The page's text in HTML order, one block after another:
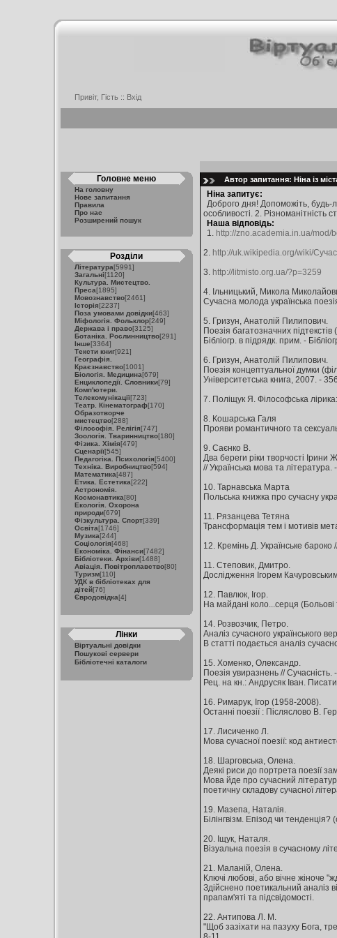
Привіт, Гість :: Вхід
Головне меню
На головну
Нове запитання
Правила
Про нас
Розширений пошук
Розділи
Література[5991]
Загальні[1120]
Культура. Мистецтво.
Преса[1895]
Мовознавство[2461]
Історія[2237]
Поза умовами довідки[463]
Міфологія. Фольклор[249]
Держава і право[3125]
Ботаніка. Рослинництво[291]
Інше[3364]
Тексти книг[921]
Географія.
Краєзнавство[1001]
Біологія. Медицина[679]
Енциклопедії. Словники[79]
Комп'ютери.
Телекомунікації[723]
Театр. Кінематограф[170]
Образотворче
мистецтво[288]
Філософія. Релігія[747]
Зоологія. Тваринництво[180]
Фізика. Хімія[479]
Сценарії[545]
Педагогіка. Психологія[5400]
Техніка. Виробництво[594]
Математика[487]
Етика. Естетика[222]
Астрономія.
Космонавтика[80]
Екологія. Охорона
природи[679]
Фізкультура. Спорт[339]
Освіта[1746]
Музика[244]
Соціологія[468]
Економіка. Фінанси[7482]
Бібліотеки. Архіви[1488]
Авіація. Повітроплавство[80]
Туризм[110]
УДК в бібліотеках для
дітей[76]
Євродовідка[4]
Лінки
Віртуальні довідки
Пошукові сервери
Бібліотечні каталоги
Автор запитання: Ніна із
Ніна запитує:
Доброго дня! Допоможіть, будь-
особливості. 2. Різноманітність
Наша відповідь:
1. http://zno.academia.in.ua/mod/
2. http://uk.wikipedia.org/wiki/
3. http://litmisto.org.ua/?p=3259
4. Ільницький, Микола
Сучасна молода українська
5. Гризун, Анатолій Пилипович.
Поезія багатозначних
Бiблiогр. в пiдрядк. прим. -
6. Гризун, Анатолій Пилипович.
Поезія концептуальної думки
Університетська книга, 2007. -
7. Поліщук Я. Філософська
8. Кошарська Галя
Прояви романтичного та
9. Саєнко В.
Два береги ріки творчості Ірини
// Українська мова та література.
10. Тарнавська Марта
Польська книжка про сучасну
11. Рязанцева Тетяна
Трансформація тем і мотивів
12. Кремінь Д. Українське
11. Степовик, Дмитро.
Дослідження Ігорем
12. Павлюк, Ігор.
На майдані коло...серця (Больові
14. Розвозчик, Петро.
Аналіз сучасного українського
В статті подається аналіз
15. Хоменко, Олександр.
Поезія увиразнень //
Рец. на кн.: Андрусяк Іван.
16. Римарук, Ігор (1958-2008).
Останні поезії : Післяслово В.
17. Лисиченко Л.
Мова сучасної поезії: код
18. Шарговська, Олена.
Деякі риси до портрета поезії
Мова йде про сучасний
поетичну складову сучасної
19. Мазепа, Наталія.
Білінгвізм. Епізод чи
20. Іщук, Наталя.
Візуальна поезія в сучасному
21. Маланій, Олена.
Ключі любові, або вічне жіноче
Здійснено поетикальний аналіз
прапам'яті та підсвідомості.
22. Антипова Л. М.
"Щоб зазіхати на пазуху Бога,